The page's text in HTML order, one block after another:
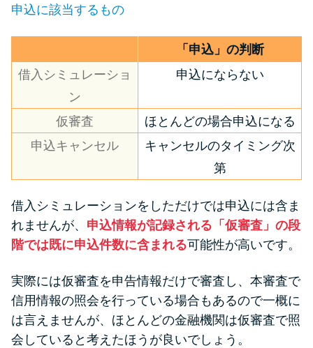
申込に該当するもの
「申込」の判断
借入シミュレーショ
ン
申込にならない
仮審査
ほとんどの場合申込になる
申込キャンセル
キャンセルのタイミング次
第
借入シミュレーションをしただけでは申込には含ま
れませんが、 申込情報が記録される「仮審査」の段
階では既に申込件数に含まれる可能性が高いです。
実際には仮審査を申告情報だけで審査し、本審査で
信用情報の照会を行っている場合もあるので一概に
は言えませんが、ほとんどの金融機関は仮審査で照
会していると考えたほうが良いでしょう。